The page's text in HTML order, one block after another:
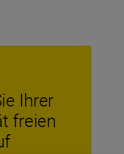
Ihrer
freien